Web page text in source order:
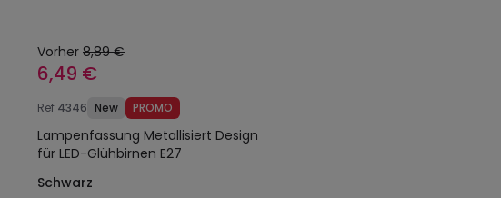
Vorher 8,89 €
6,49 €
Ref 4346 New PROMO
Lampenfassung Metallisiert Design
für LED-Glühbirnen E27
Schwarz